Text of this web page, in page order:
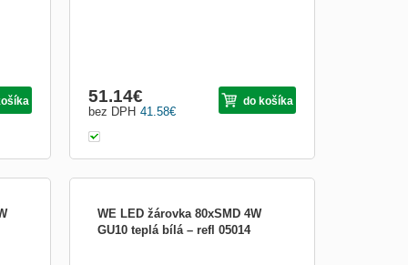
41.58€
bez DPH
51.14€ do košíka
WE LED žárovka 80xSMD 4W
GU10 teplá bílá – refl 05014